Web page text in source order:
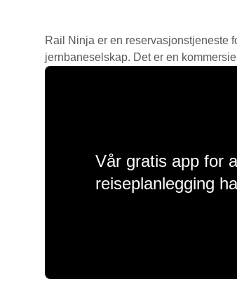
Rail Ninja er en reservasjons­tjeneste
jernbaneselskap. Det er en
Vår gratis app for
reiseplanlegging